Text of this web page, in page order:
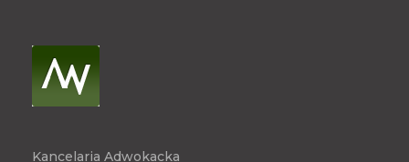
Kancelaria Adwokacka